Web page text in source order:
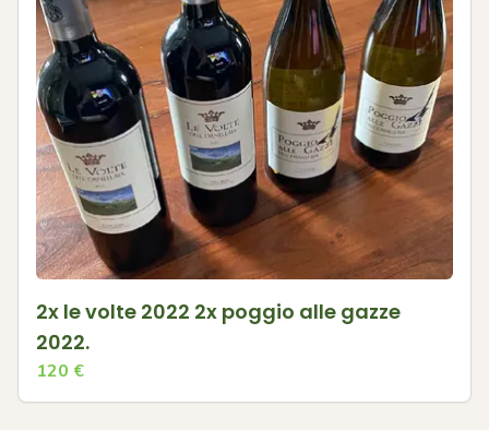
2x le volte 2022 2x poggio alle gazze
2022.
120 €